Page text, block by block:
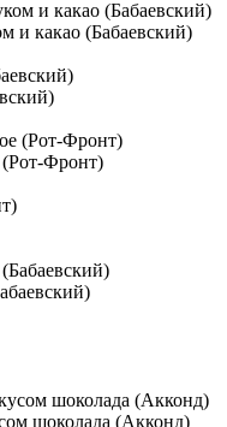
и какао (Бабаевский)
(Рот-Фронт)
шоколада (Акконд)